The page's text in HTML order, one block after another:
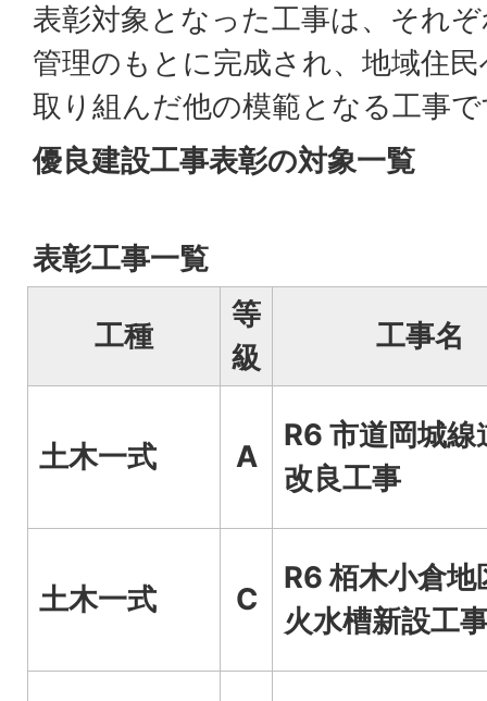
表彰対象となった工事は、それ
管理のもとに完成され、地域住
取り組んだ他の模範となる工事
優良建設工事表彰の対象一覧
表彰工事一覧
工種
等
級
工事名
土木一式 A
R6 市道岡城線
改良工事
土木一式 C
R6 栢木小倉地
火水槽新設工